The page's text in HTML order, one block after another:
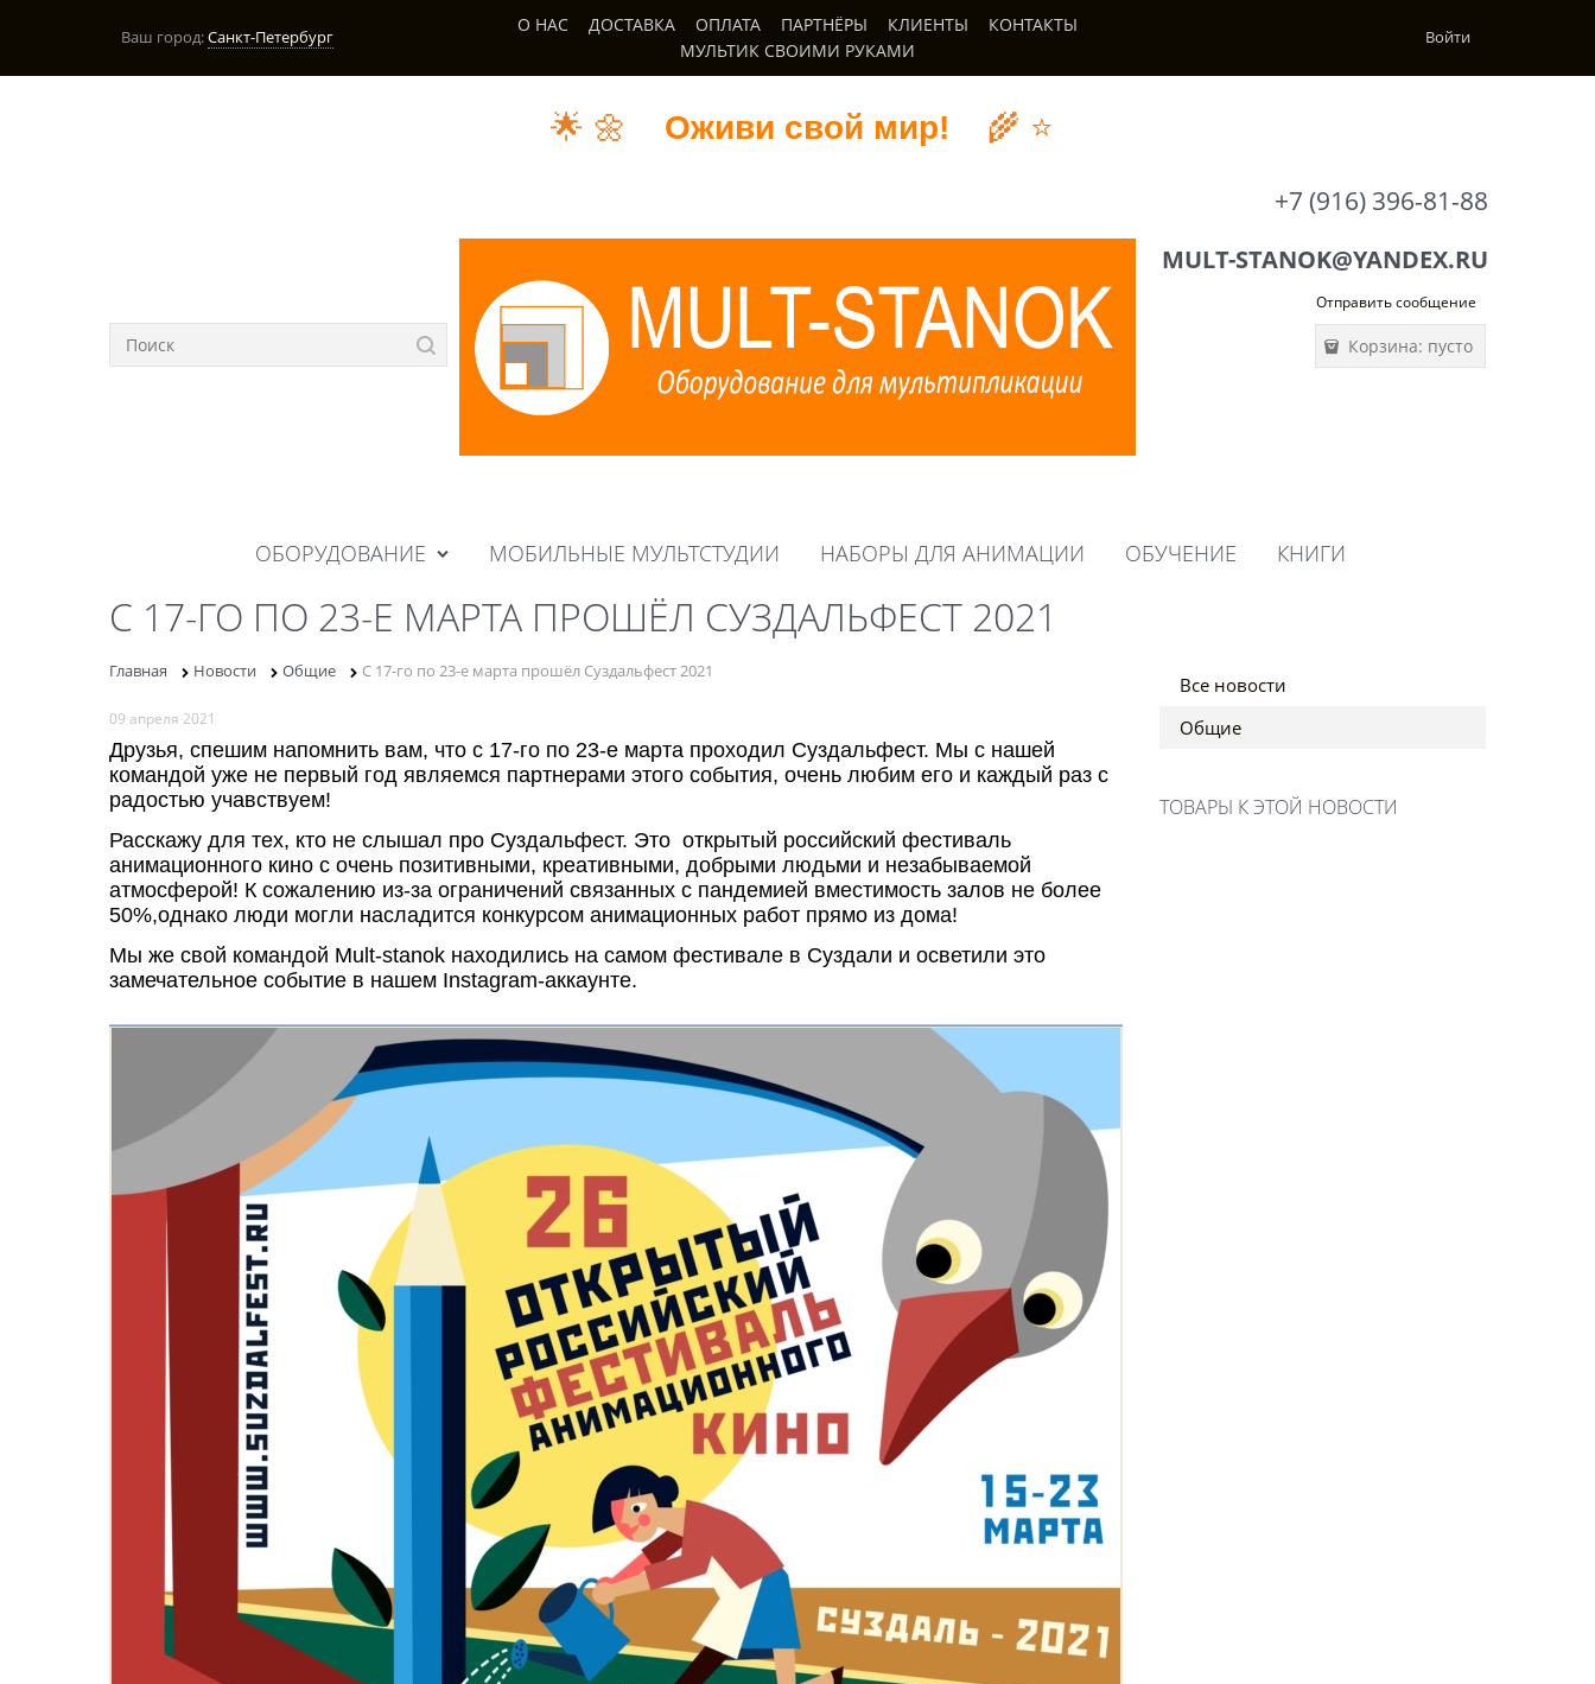
Ваш город:Санкт-Петербург
О НАС ДОСТАВКА ОПЛАТА ПАРТНЁРЫ КЛИЕНТЫ
КОНТАКТЫ
МУЛЬТИК СВОИМИ РУКАМИ
Войти
🌟 🌼 Оживи свой мир! 🌾 ⭐️
+7 (916) 396-81-88
MULT-STANOK@YANDEX.RU
Отправить сообщение
Корзина: пусто
ОБОРУДОВАНИЕ МОБИЛЬНЫЕ МУЛЬТСТУДИИ НАБОРЫ ДЛЯ АНИМАЦИИ ОБУЧЕНИЕ КНИГИ
С 17-ГО ПО 23-Е МАРТА ПРОШЁЛ СУЗДАЛЬФЕСТ 2021
Главная Новости Общие С 17-го по 23-е марта прошёл Суздальфест 2021
09 апреля 2021
Друзья, спешим напомнить вам, что с 17-го по 23-е марта проходил Суздальфест. Мы с нашей
командой уже не первый год являемся партнерами этого события, очень любим его и каждый раз с
радостью учавствуем!
Расскажу для тех, кто не слышал про Суздальфест. Это открытый российский фестиваль
анимационного кино с очень позитивными, креативными, добрыми людьми и незабываемой
атмосферой! К сожалению из-за ограничений связанных с пандемией вместимость залов не более
50%,однако люди могли насладится конкурсом анимационных работ прямо из дома!
Мы же свой командой Mult-stanok находились на самом фестивале в Суздали и осветили это
замечательное событие в нашем Instagram-аккаунте.
Все новости
Общие
ТОВАРЫ К ЭТОЙ НОВОСТИ